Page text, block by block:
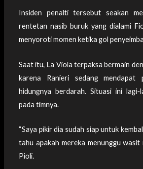
Insiden penalti tersebut seakan
rentetan nasib buruk yang dialami
menyoroti momen ketika gol
Saat itu, La Viola terpaksa bermain
karena Ranieri sedang mendapat
hidungnya berdarah. Situasi ini
pada timnya.
“Saya pikir dia sudah siap untuk
tahu apakah mereka menunggu wasit
Pioli.